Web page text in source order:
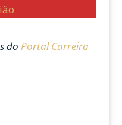
do Portal Carreira